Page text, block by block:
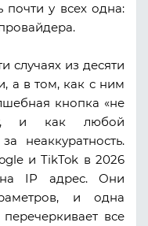
у всех одна:
случаях из десяти
а в том, как с ним
кнопка «не
и как любой
неаккуратность.
и TikTok в 2026
IP адрес. Они
и одна
все